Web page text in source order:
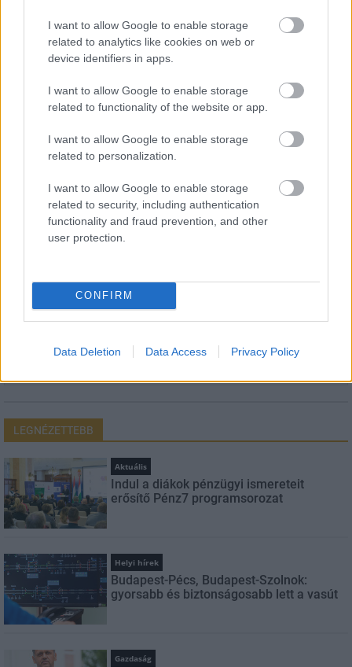
I want to allow Google to enable storage
related to analytics like cookies on web or
device identifiers in apps.
I want to allow Google to enable storage
related to functionality of the website or app.
I want to allow Google to enable storage
related to personalization.
I want to allow Google to enable storage
related to security, including authentication
functionality and fraud prevention, and other
user protection.
CONFIRM
Data Deletion Data Access Privacy Policy
Látványos építési szakasz indult be a
Flórián téri felüljárón
Feliratkozom a hírlevélre és elfogadom az
LEGNÉZETTEBB
Aktuális
Indul a diákok pénzügyi ismereteit
erősítő Pénz7 programsorozat
Helyi hírek
Budapest-Pécs, Budapest-Szolnok:
gyorsabb és biztonságosabb lett a vasút
Gazdaság